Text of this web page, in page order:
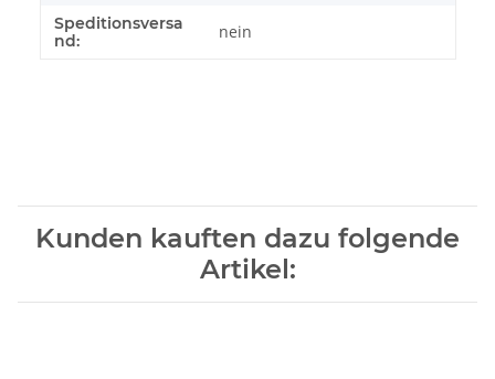
Speditionsversa
nd:
nein
Kunden kauften dazu folgende
Artikel: